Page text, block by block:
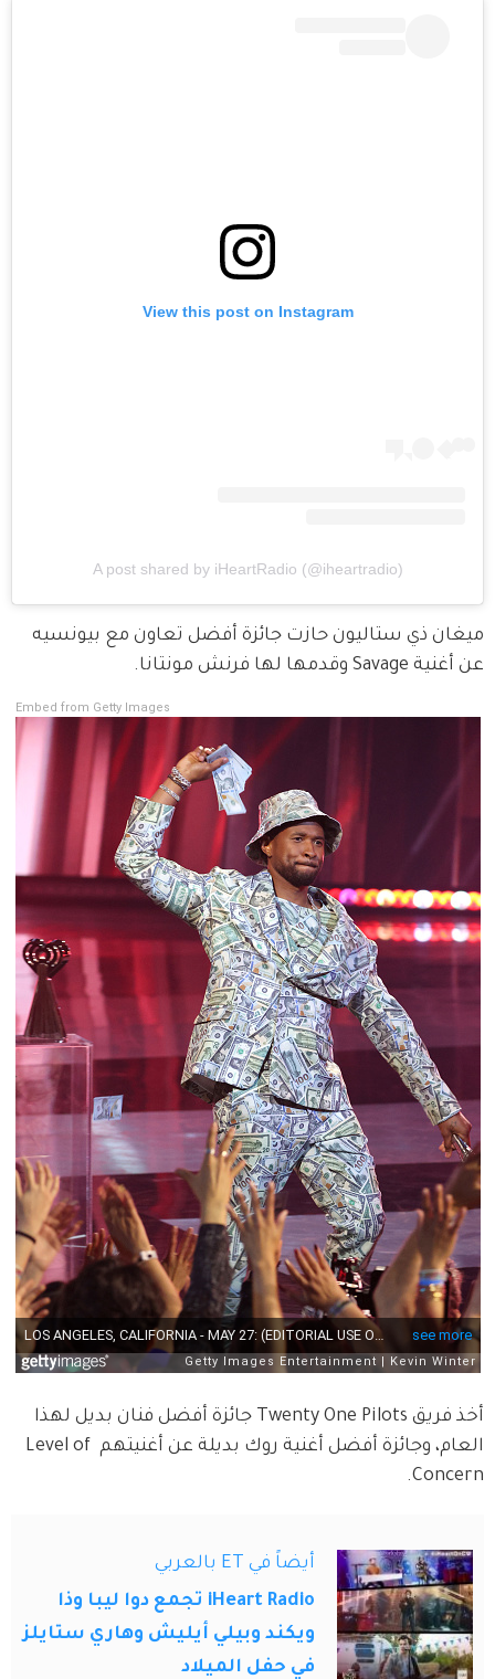
View this post on Instagram
A post shared by iHeartRadio (@iheartradio)
ميغان ذي ستاليون حازت جائزة أفضل تعاون مع بيونسيه
عن أغنية Savage وقدمها لها فرنش مونتانا.
Embed from Getty Images
أخذ فريق Twenty One Pilots جائزة أفضل فنان بديل لهذا
العام، وجائزة أفضل أغنية روك بديلة عن أغنيتهم Level of
Concern.
أيضاً في ET بالعربي
iHeart Radio تجمع دوا ليبا وذا
ويكند وبيلي أيليش وهاري ستايلز
في حفل الميلاد